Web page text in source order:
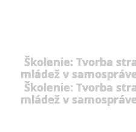
Školenie: Tvorba
mládež v
Školenie: Tvorba
mládež v